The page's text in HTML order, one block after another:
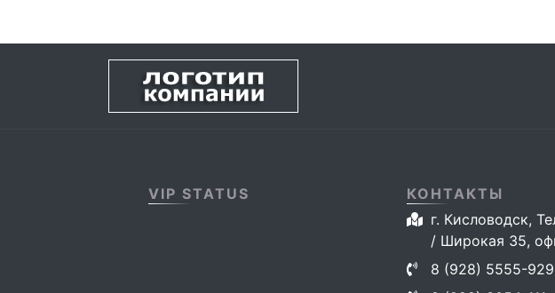
VIP STATUS
КОНТАКТЫ
г. Кисловодск,
/ Широкая 35,
8 (928) 5555-929